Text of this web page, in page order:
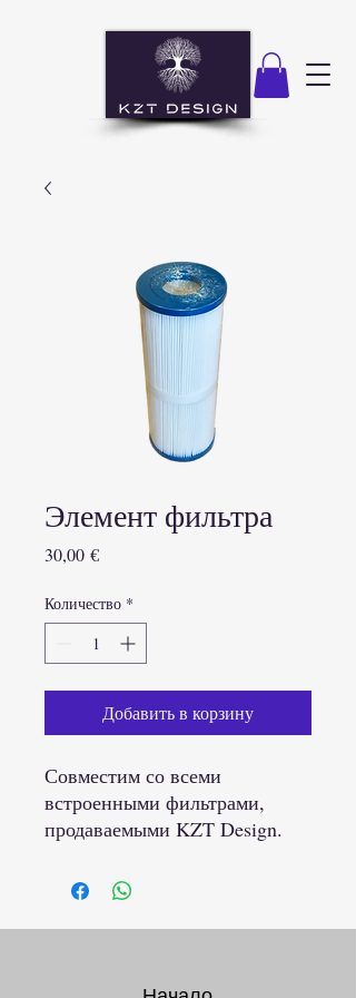
Элемент фильтра
30,00 €Цена
Количество *
Добавить в корзину
Совместим со всеми
встроенными фильтрами,
продаваемыми KZT Design.